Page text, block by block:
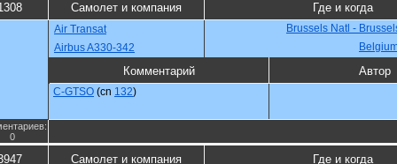
Самолет и компания Где и когда
Air Transat
Brussels Natl -
Airbus A330-342
Комментарий Автор
C-GTSO (cn 132)
0
Самолет и компания Где и когда